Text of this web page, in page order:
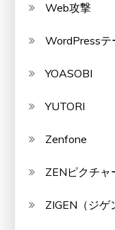
Web攻撃
WordPressテ
YOASOBI
YUTORI
Zenfone
ZENピクチャ
ZIGEN（ジゲ